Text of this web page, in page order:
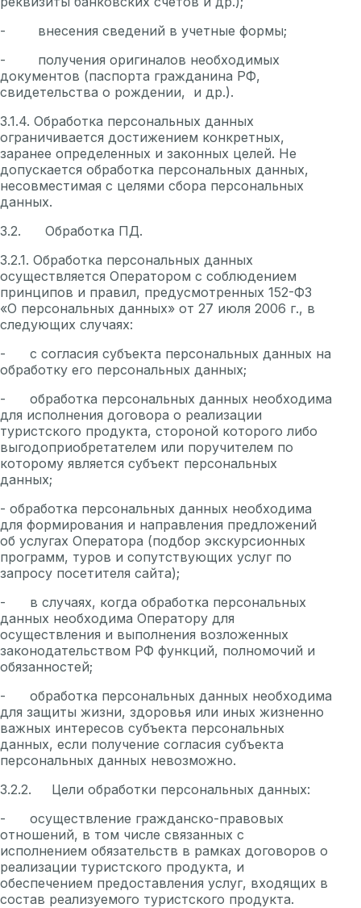
- внесения сведений в учетные формы;
- получения оригиналов необходимых
документов (паспорта гражданина РФ,
свидетельства о рождении, и др.).
3.1.4. Обработка персональных данных
ограничивается достижением конкретных,
заранее определенных и законных целей. Не
допускается обработка персональных данных,
несовместимая с целями сбора персональных
данных.
3.2. Обработка ПД.
3.2.1. Обработка персональных данных
осуществляется Оператором с соблюдением
принципов и правил, предусмотренных 152-ФЗ
«О персональных данных» от 27 июля 2006 г., в
следующих случаях:
- с согласия субъекта персональных данных на
обработку его персональных данных;
- обработка персональных данных необходима
для исполнения договора о реализации
туристского продукта, стороной которого либо
выгодоприобретателем или поручителем по
которому является субъект персональных
данных;
- обработка персональных данных необходима
для формирования и направления предложений
об услугах Оператора (подбор экскурсионных
программ, туров и сопутствующих услуг по
запросу посетителя сайта);
- в случаях, когда обработка персональных
данных необходима Оператору для
осуществления и выполнения возложенных
законодательством РФ функций, полномочий и
обязанностей;
- обработка персональных данных необходима
для защиты жизни, здоровья или иных жизненно
важных интересов субъекта персональных
данных, если получение согласия субъекта
персональных данных невозможно.
3.2.2. Цели обработки персональных данных:
- осуществление гражданско-правовых
отношений, в том числе связанных с
исполнением обязательств в рамках договоров о
реализации туристского продукта, и
обеспечением предоставления услуг, входящих в
состав реализуемого туристского продукта.